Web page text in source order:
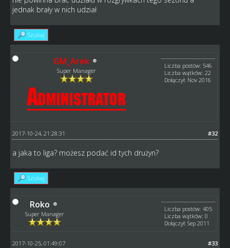
jednak brały w nich udział
Szukaj
GM_Arek
Super Manager
Liczba postów: 546
Liczba wątków: 22
Dołączył: Nov 2016
#32
2017-10-24, 21:28:31
a jaka to liga? możesz podać id tych drużyn?
Szukaj
Roko
Super Manager
Liczba postów: 405
Liczba wątków: 0
Dołączył: Sep 2011
#33
2017-10-25, 01:49:07